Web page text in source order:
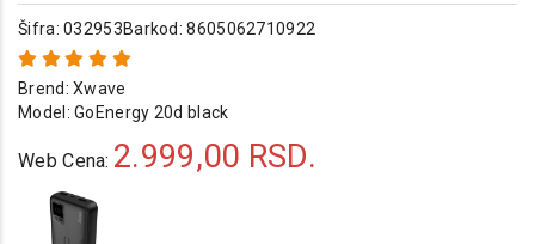
Šifra: 032953Barkod: 8605062710922
Brend:Xwave
Model:GoEnergy 20d black
Web Cena: 2.999,00 RSD.